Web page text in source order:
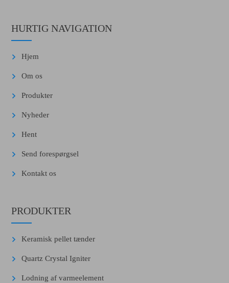
HURTIG NAVIGATION
Hjem
Om os
Produkter
Nyheder
Hent
Send forespørgsel
Kontakt os
PRODUKTER
Keramisk pellet tænder
Quartz Crystal Igniter
Lodning af varmeelement